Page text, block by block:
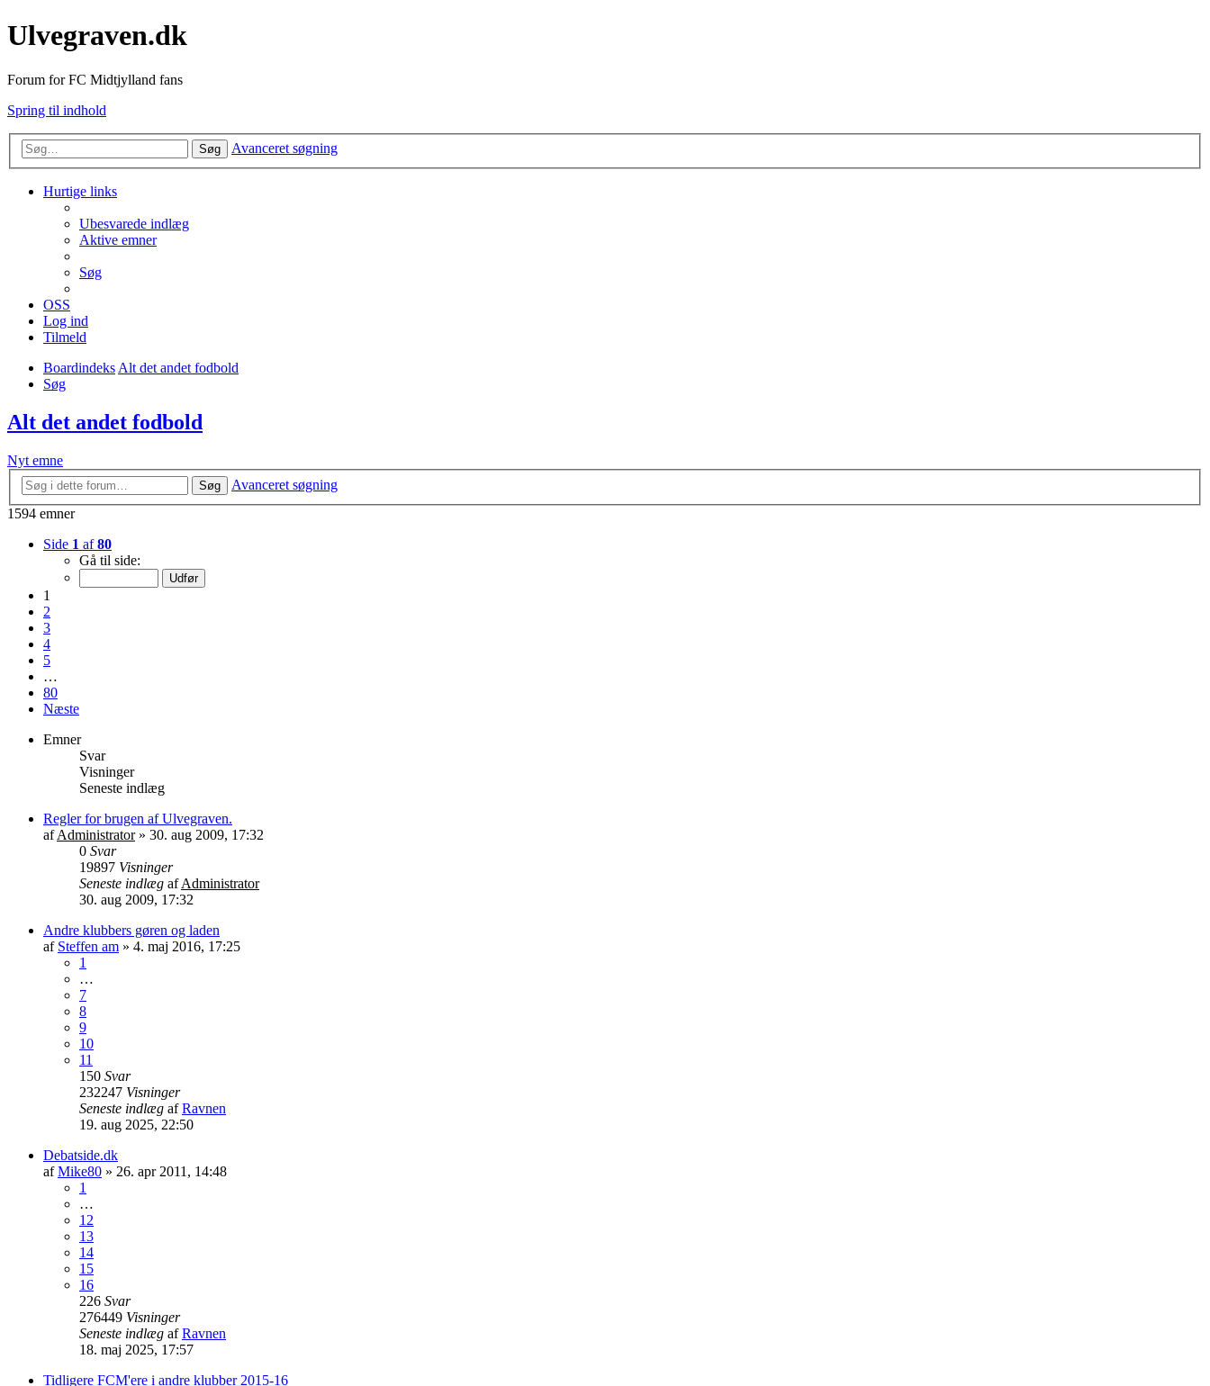
Ulvegraven.dk
Forum for FC Midtjylland fans
Spring til indhold
Søg Avanceret søgning
Hurtige links
Ubesvarede indlæg
Aktive emner
Søg
OSS
Log ind
Tilmeld
BoardindeksAlt det andet fodbold
Søg
Alt det andet fodbold
Nyt emne
Søg
Avanceret søgning
1594 emner
Side 1 af80
Gå til side:
1
2
3
4
5
…
80
Næste
Emner
Svar
Visninger
Seneste indlæg
Regler for brugen af Ulvegraven.
afAdministrator» 30. aug 2009, 17:32
0 Svar
19897 Visninger
Seneste indlæg afAdministrator
30. aug 2009, 17:32
Andre klubbers gøren og laden
af Steffen am » 4. maj 2016, 17:25
1
…
7
8
9
10
11
150 Svar
232247 Visninger
Seneste indlæg afRavnen
19. aug 2025, 22:50
Debatside.dk
afMike80 » 26. apr 2011, 14:48
1
…
12
13
14
15
16
226 Svar
276449 Visninger
Seneste indlæg afRavnen
18. maj 2025, 17:57
Tidligere FCM'ere i andre klubber 2015-16